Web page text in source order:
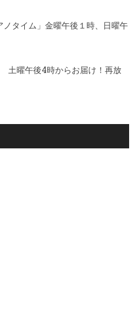
タイム」金曜午後１時、日曜午
曜午後4時からお届け！再放